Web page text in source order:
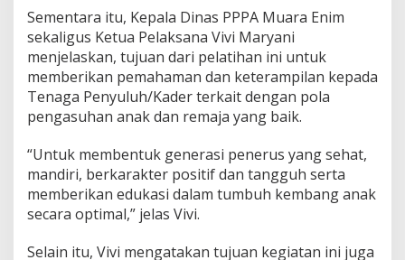
Sementara itu, Kepala Dinas PPPA Muara Enim
sekaligus Ketua Pelaksana Vivi Maryani
menjelaskan, tujuan dari pelatihan ini untuk
memberikan pemahaman dan keterampilan kepada
Tenaga Penyuluh/Kader terkait dengan pola
pengasuhan anak dan remaja yang baik.
“Untuk membentuk generasi penerus yang sehat,
mandiri, berkarakter positif dan tangguh serta
memberikan edukasi dalam tumbuh kembang anak
secara optimal,” jelas Vivi.
Selain itu, Vivi mengatakan tujuan kegiatan ini juga